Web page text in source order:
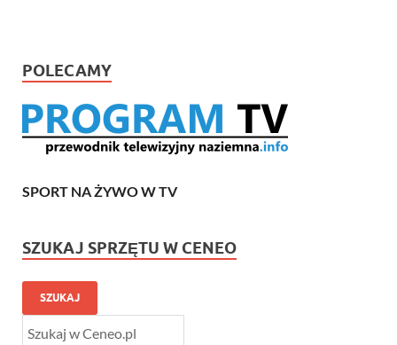
POLECAMY
SPORT NA ŻYWO W TV
SZUKAJ SPRZĘTU W CENEO
SZUKAJ